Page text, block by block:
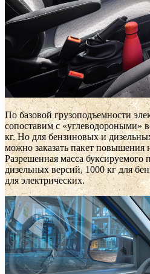
По базовой грузоподъемности
сопоставим с «углеводороными»
кг. Но для бензиновых и
можно заказать пакет повышения
Разрешенная масса
дизельных версий, 1000 кг для
для электрических.